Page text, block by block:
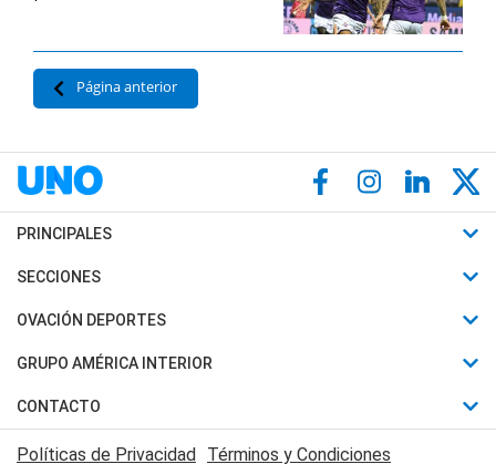
Página anterior
PRINCIPALES
Últimas Noticias
Política
Judiciales
Economia
SECCIONES
Horóscopo
Motores
Trucos caseros
OVACIÓN DEPORTES
Fútbol
Mundial
Automovilismo
GRUPO AMÉRICA INTERIOR
Canal 7 en Vivo
CONTACTO
Acerca de Nosotros
Políticas de Privacidad Términos y Condiciones